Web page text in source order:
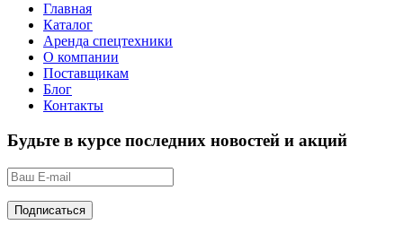
Главная
Каталог
Аренда спецтехники
О компании
Поставщикам
Блог
Контакты
Будьте в курсе последних новостей и акций